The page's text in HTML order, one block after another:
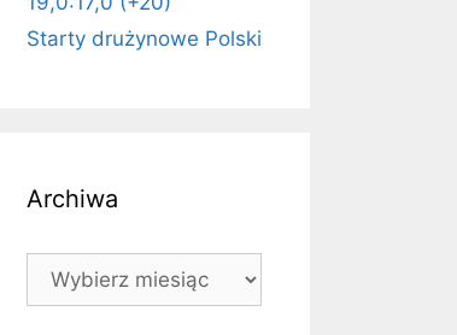
Starty drużynowe Polski
Archiwa
Archiwa